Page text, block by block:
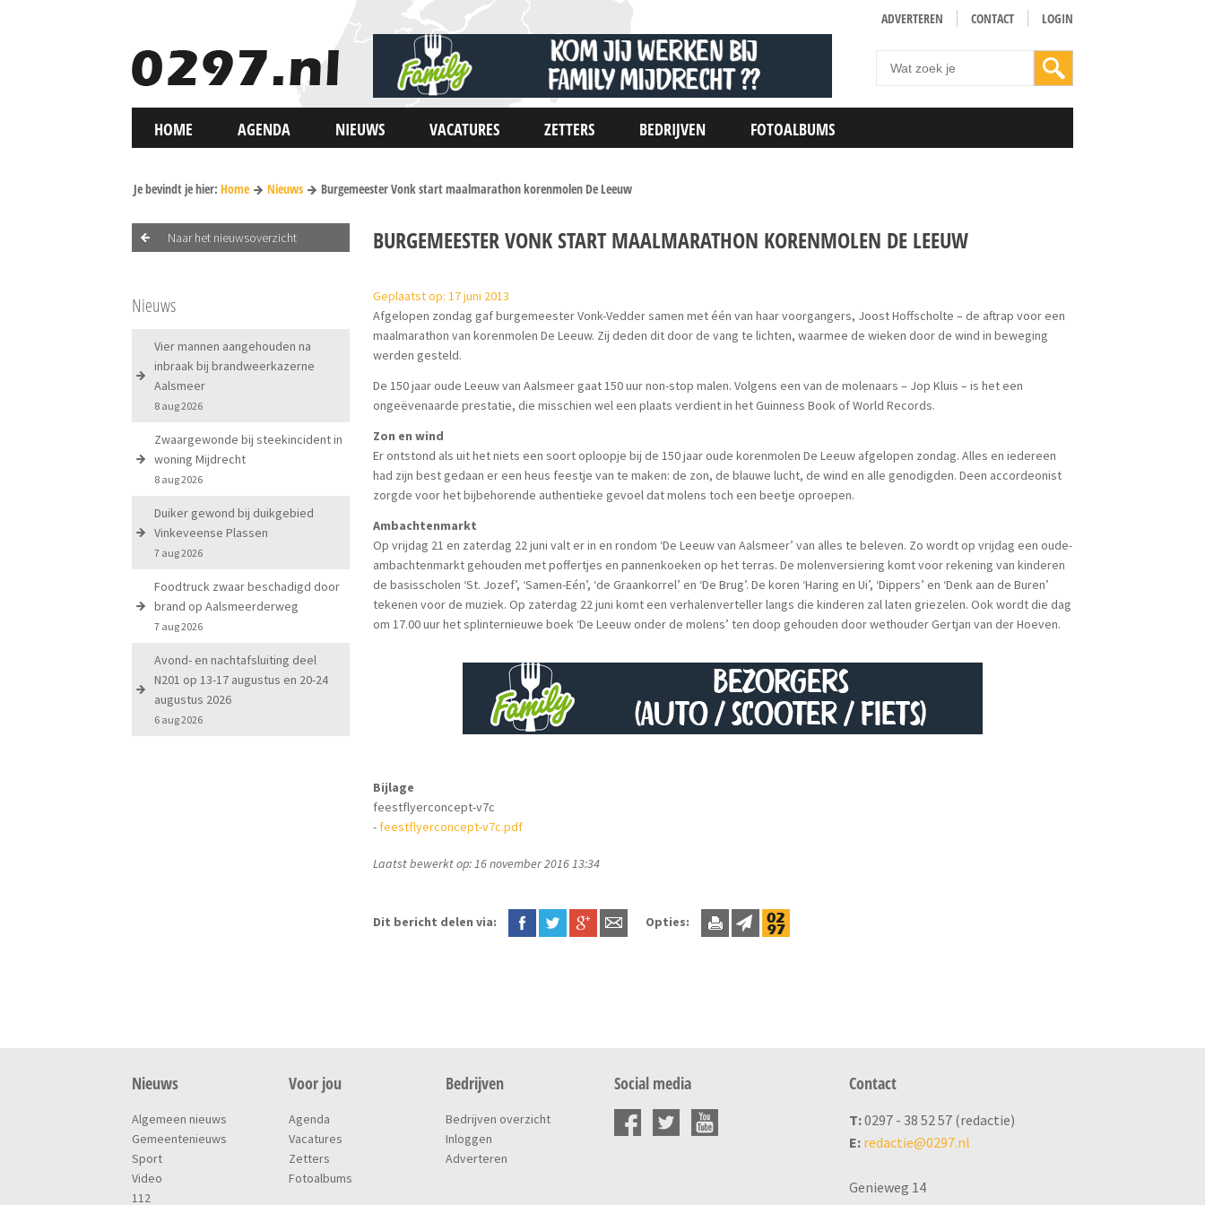
ADVERTEREN CONTACT LOGIN
HOME AGENDA NIEUWS VACATURES ZETTERS BEDRIJVEN FOTOALBUMS
Je bevindt je hier: Home Nieuws Burgemeester Vonk start maalmarathon korenmolen De Leeuw
Naar het nieuwsoverzicht
Nieuws
Vier mannen aangehouden na
inbraak bij brandweerkazerne
Aalsmeer
8 aug 2026
Zwaargewonde bij steekincident in
woning Mijdrecht
8 aug 2026
Duiker gewond bij duikgebied
Vinkeveense Plassen
7 aug 2026
Foodtruck zwaar beschadigd door
brand op Aalsmeerderweg
7 aug 2026
Avond- en nachtafsluiting deel
N201 op 13-17 augustus en 20-24
augustus 2026
6 aug 2026
BURGEMEESTER VONK START MAALMARATHON KORENMOLEN DE LEEUW
Geplaatst op: 17 juni 2013
Afgelopen zondag gaf burgemeester Vonk-Vedder samen met één van haar voorgangers, Joost Hoffscholte – de aftrap voor een
maalmarathon van korenmolen De Leeuw. Zij deden dit door de vang te lichten, waarmee de wieken door de wind in beweging
werden gesteld.
De 150 jaar oude Leeuw van Aalsmeer gaat 150 uur non-stop malen. Volgens een van de molenaars – Jop Kluis – is het een
ongeëvenaarde prestatie, die misschien wel een plaats verdient in het Guinness Book of World Records.
Zon en wind
Er ontstond als uit het niets een soort oploopje bij de 150 jaar oude korenmolen De Leeuw afgelopen zondag. Alles en iedereen
had zijn best gedaan er een heus feestje van te maken: de zon, de blauwe lucht, de wind en alle genodigden. Deen accordeonist
zorgde voor het bijbehorende authentieke gevoel dat molens toch een beetje oproepen.
Ambachtenmarkt
Op vrijdag 21 en zaterdag 22 juni valt er in en rondom ‘De Leeuw van Aalsmeer’ van alles te beleven. Zo wordt op vrijdag een oude-
ambachtenmarkt gehouden met poffertjes en pannenkoeken op het terras. De molenversiering komt voor rekening van kinderen
de basisscholen ‘St. Jozef’, ‘Samen-Eén’, ‘de Graankorrel’ en ‘De Brug’. De koren ‘Haring en Ui’, ‘Dippers’ en ‘Denk aan de Buren’
tekenen voor de muziek. Op zaterdag 22 juni komt een verhalenverteller langs die kinderen zal laten griezelen. Ook wordt die dag
om 17.00 uur het splinternieuwe boek ‘De Leeuw onder de molens’ ten doop gehouden door wethouder Gertjan van der Hoeven.
Bijlage
feestflyerconcept-v7c
- feestflyerconcept-v7c.pdf
Laatst bewerkt op: 16 november 2016 13:34
Dit bericht delen via: Opties:
Nieuws
Algemeen nieuws
Gemeentenieuws
Sport
Video
112
Voor jou
Agenda
Vacatures
Zetters
Fotoalbums
Bedrijven
Bedrijven overzicht
Inloggen
Adverteren
Social media Contact
T:0297 - 38 52 57 (redactie)
E: redactie@0297.nl
Genieweg 14